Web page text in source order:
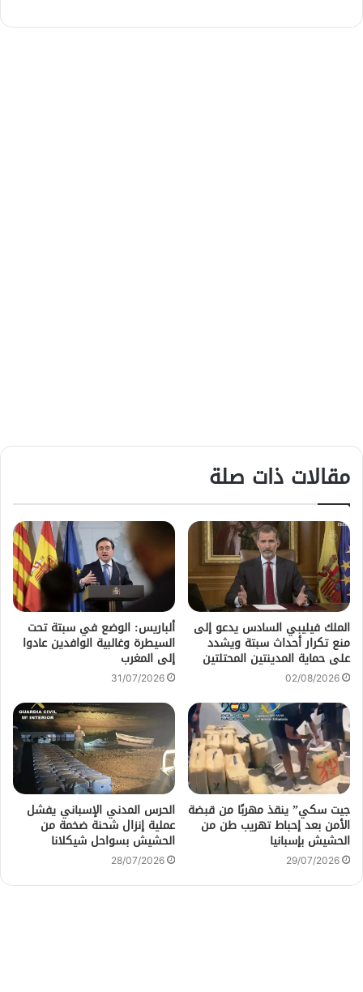
مقالات ذات صلة
الملك فيليبي السادس يدعو إلى
منع تكرار أحداث سبتة ويشدد
على حماية المدينتين المحتلتين
02/08/2026
ألباريس: الوضع في سبتة تحت
السيطرة وغالبية الوافدين عادوا
إلى المغرب
31/07/2026
جيت سكي” ينقذ مهربًا من قبضة
الأمن بعد إحباط تهريب طن من
الحشيش بإسبانيا
29/07/2026
الحرس المدني الإسباني يفشل
عملية إنزال شحنة ضخمة من
الحشيش بسواحل شيكلانا
28/07/2026